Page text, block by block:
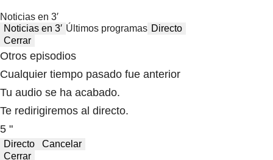
Noticias en 3′
Noticias en 3′ Últimos programas Directo
Cerrar
Otros episodios
Cualquier tiempo pasado fue anterior
Tu audio se ha acabado.
Te redirigiremos al directo.
5 "
Directo
Cancelar
Cerrar